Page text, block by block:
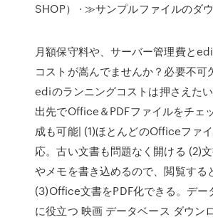
SHOP） · ≫サンプルファイルのダ
月額保守料や、サーバー管理費と
コストが嵩んでませんか？必要不可
ediのランニングコストは押さえた
出先でOffice＆PDFファイルをチェ
成も可能| (1)ほとんどのOfficeファ
応。古い文書も問題なく開ける (2)
やメモを書き込めるので、閲覧する
(3)Office文書をPDF化できる。デー
に役立つ 映画 データベース ダウン